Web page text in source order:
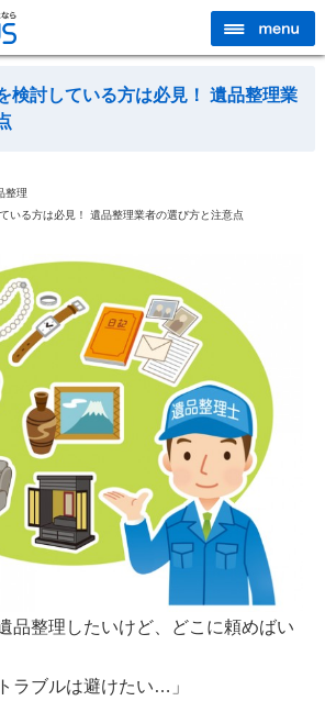
検討している方は必見！ 遺品整理業
整理
いる方は必見！ 遺品整理業者の選び方と注意点
品整理したいけど、どこに頼めばい
ラブルは避けたい…」